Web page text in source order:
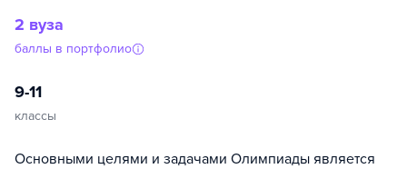
2 вуза
баллы в портфолио
9-11
классы
Основными целями и задачами Олимпиады является